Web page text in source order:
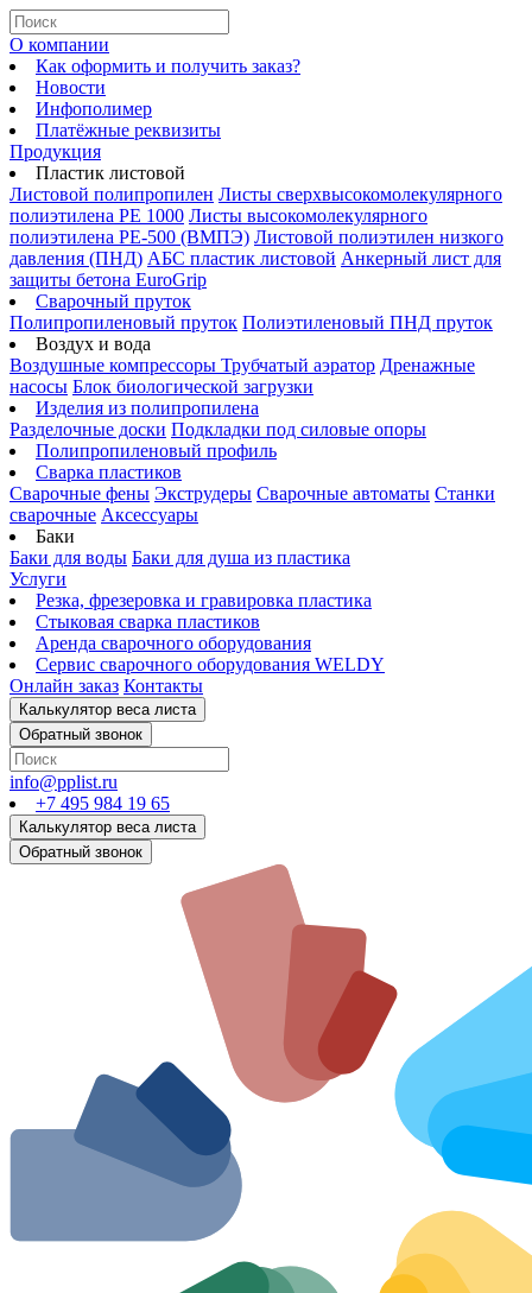
О компании
Как оформить и получить заказ?
Новости
Инфополимер
Платёжные реквизиты
Продукция
Пластик листовой
Листовой полипропилен Листы сверхвысокомолекулярного
полиэтилена PE 1000 Листы высокомолекулярного
полиэтилена РЕ-500 (ВМПЭ) Листовой полиэтилен низкого
давления (ПНД) АБС пластик листовой Анкерный лист для
защиты бетона EuroGrip
Сварочный пруток
Полипропиленовый пруток Полиэтиленовый ПНД пруток
Воздух и вода
Воздушные компрессоры Трубчатый аэратор Дренажные
насосы Блок биологической загрузки
Изделия из полипропилена
Разделочные доски Подкладки под силовые опоры
Полипропиленовый профиль
Сварка пластиков
Сварочные фены Экструдеры Сварочные автоматы Станки
сварочные Аксессуары
Баки
Баки для воды Баки для душа из пластика
Услуги
Резка, фрезеровка и гравировка пластика
Стыковая сварка пластиков
Аренда сварочного оборудования
Сервис сварочного оборудования WELDY
Онлайн заказ Контакты
info@pplist.ru
+7 495 984 19 65